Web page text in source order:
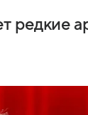
редкие